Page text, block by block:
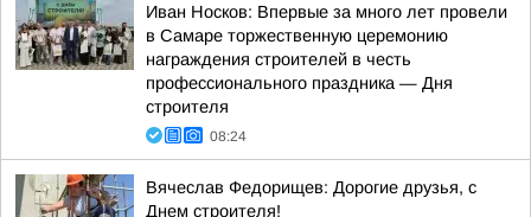
Иван Носков: Впервые за много лет провели
в Самаре торжественную церемонию
награждения строителей в честь
профессионального праздника — Дня
строителя
08:24
Вячеслав Федорищев: Дорогие друзья, с
Днем строителя!